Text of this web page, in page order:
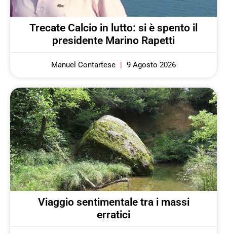
Trecate Calcio in lutto: si è spento il
presidente Marino Rapetti
Manuel Contartese 9 Agosto 2026
Viaggio sentimentale tra i massi
erratici